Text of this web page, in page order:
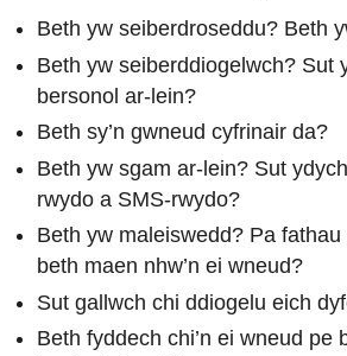
Beth yw seiberdroseddu? Beth
Beth yw seiberddiogelwch? Sut
bersonol ar-lein?
Beth sy’n gwneud cyfrinair da?
Beth yw sgam ar-lein? Sut
rwydo a SMS-rwydo?
Beth yw maleiswedd? Pa
beth maen nhw’n ei wneud?
Sut gallwch chi ddiogelu eich
Beth fyddech chi’n ei wneud pe